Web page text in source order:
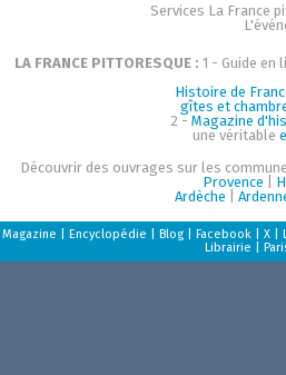
Services La France
LA FRANCE PITTORESQUE : 1 - Guide en
Histoire de
gîtes et
2 - Magazine
une véritable
Découvrir des ouvrages sur les
Provence
Ardèche
Magazine Encyclopédie Blog| Facebook| X|
Librairie